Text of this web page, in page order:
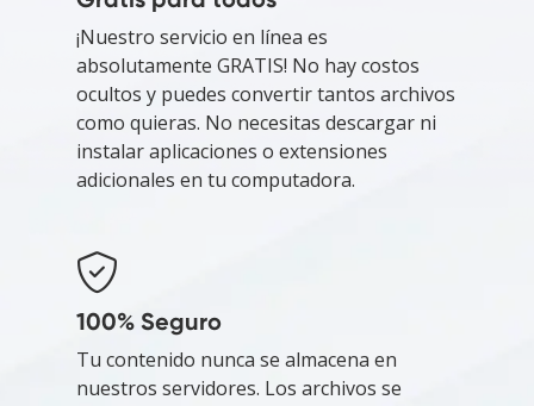
¡Nuestro servicio en línea es
absolutamente GRATIS! No hay costos
ocultos y puedes convertir tantos archivos
como quieras. No necesitas descargar ni
instalar aplicaciones o extensiones
adicionales en tu computadora.
100% Seguro
Tu contenido nunca se almacena en
nuestros servidores. Los archivos se